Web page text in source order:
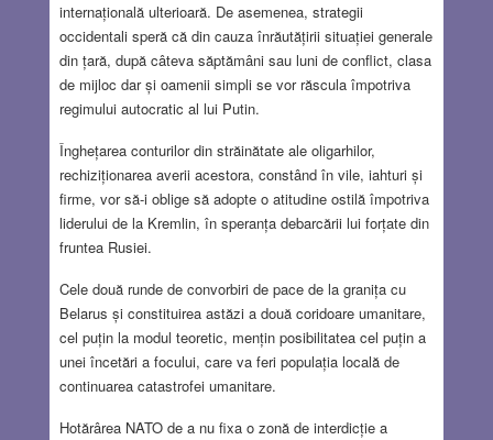
internațională ulterioară. De asemenea, strategii
occidentali speră că din cauza înrăutățirii situației generale
din țară, după câteva săptămâni sau luni de conflict, clasa
de mijloc dar și oamenii simpli se vor răscula împotriva
regimului autocratic al lui Putin.
Înghețarea conturilor din străinătate ale oligarhilor,
rechiziționarea averii acestora, constând în vile, iahturi și
firme, vor să-i oblige să adopte o atitudine ostilă împotriva
liderului de la Kremlin, în speranța debarcării lui forțate din
fruntea Rusiei.
Cele două runde de convorbiri de pace de la granița cu
Belarus și constituirea astăzi a două coridoare umanitare,
cel puțin la modul teoretic, mențin posibilitatea cel puțin a
unei încetări a focului, care va feri populația locală de
continuarea catastrofei umanitare.
Hotărârea NATO de a nu fixa o zonă de interdicție a